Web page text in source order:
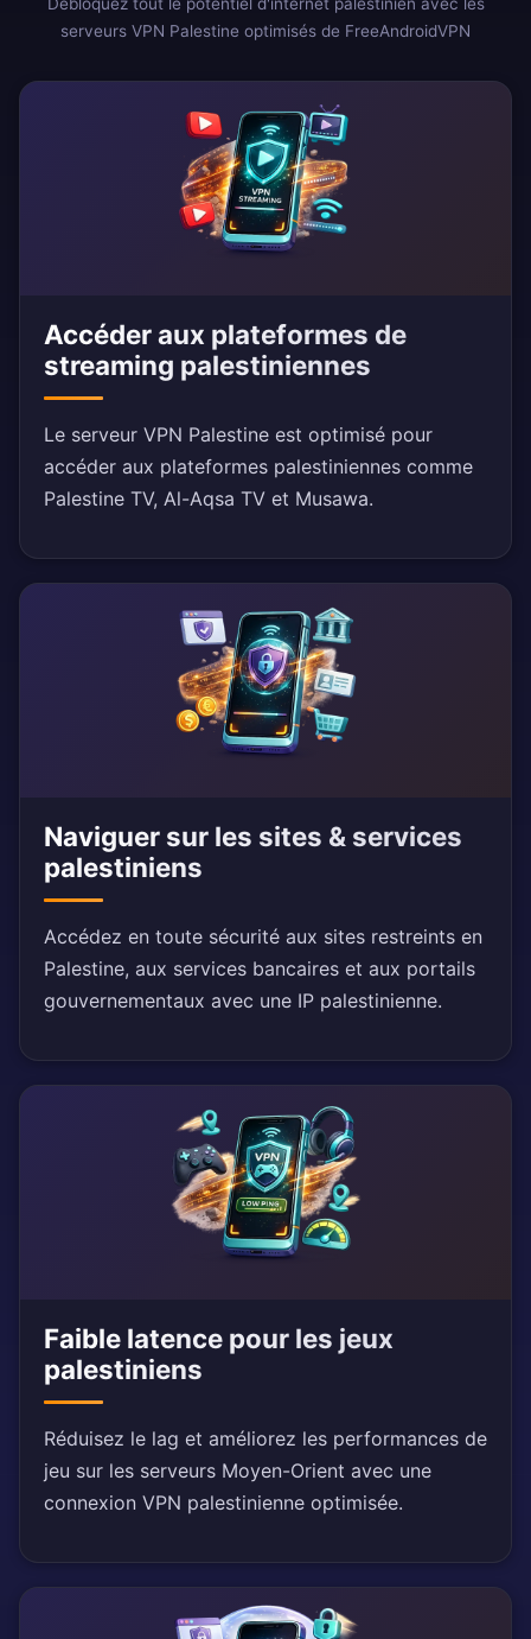
Débloquez tout le potentiel d'internet palestinien avec les
serveurs VPN Palestine optimisés de FreeAndroidVPN
Accéder aux plateformes de
streaming palestiniennes
Le serveur VPN Palestine est optimisé pour
accéder aux plateformes palestiniennes comme
Palestine TV, Al-Aqsa TV et Musawa.
Naviguer sur les sites & services
palestiniens
Accédez en toute sécurité aux sites restreints en
Palestine, aux services bancaires et aux portails
gouvernementaux avec une IP palestinienne.
Faible latence pour les jeux
palestiniens
Réduisez le lag et améliorez les performances de
jeu sur les serveurs Moyen-Orient avec une
connexion VPN palestinienne optimisée.